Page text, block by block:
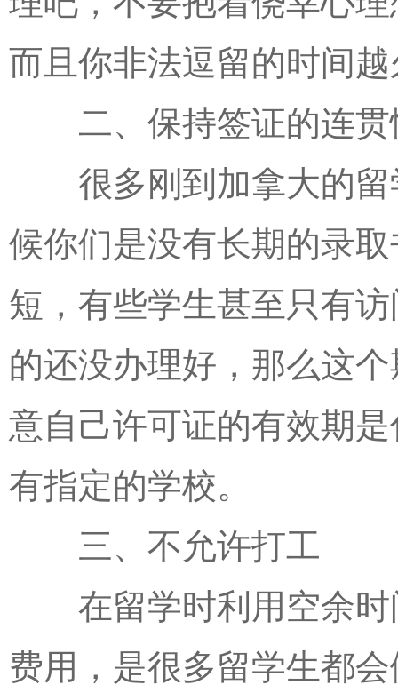
而且你非法逗留的时间
二、保持签证的连贯
很多刚到加拿大的留
候你们是没有长期的录
短，有些学生甚至只有
的还没办理好，那么这
意自己许可证的有效期
有指定的学校。
三、不允许打工
在留学时利用空余时
费用，是很多留学生都